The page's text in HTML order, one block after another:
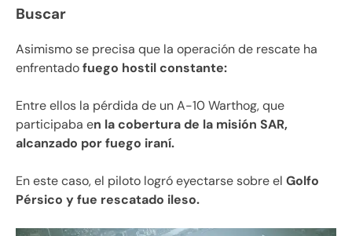
Buscar
Asimismo se precisa que la operación de rescate ha
enfrentadofuego hostil constante:
Entre ellos la pérdida de un A-10 Warthog, que
participaba en la cobertura de la misión SAR,
alcanzado por fuego iraní.
En este caso, el piloto logró eyectarse sobre el Golfo
Pérsico y fue rescatado ileso.